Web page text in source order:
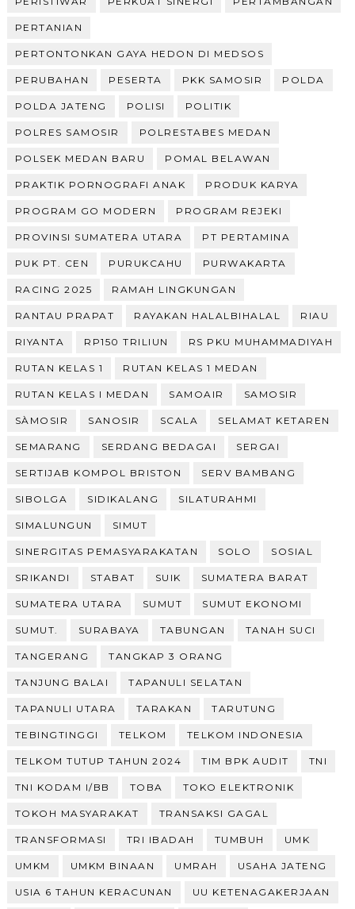
PERTANIAN
PERTONTONKAN GAYA HEDON DI MEDSOS
PERUBAHAN PESERTA PKK SAMOSIR POLDA
POLDA JATENG POLISI POLITIK
POLRES SAMOSIR POLRESTABES MEDAN
POLSEK MEDAN BARU POMAL BELAWAN
PRAKTIK PORNOGRAFI ANAK PRODUK KARYA
PROGRAM GO MODERN PROGRAM REJEKI
PROVINSI SUMATERA UTARA PT PERTAMINA
PUK PT. CEN PURUKCAHU PURWAKARTA
RACING 2025 RAMAH LINGKUNGAN
RANTAU PRAPAT RAYAKAN HALALBIHALAL RIAU
RIYANTA RP150 TRILIUN RS PKU MUHAMMADIYAH
RUTAN KELAS 1 RUTAN KELAS 1 MEDAN
RUTAN KELAS I MEDAN SAMOAIR SAMOSIR
SÀMOSIR SANOSIR SCALA SELAMAT KETAREN
SEMARANG SERDANG BEDAGAI SERGAI
SERTIJAB KOMPOL BRISTON SERV BAMBANG
SIBOLGA SIDIKALANG SILATURAHMI
SIMALUNGUN SIMUT
SINERGITAS PEMASYARAKATAN SOLO SOSIAL
SRIKANDI STABAT SUIK SUMATERA BARAT
SUMATERA UTARA SUMUT SUMUT EKONOMI
SUMUT. SURABAYA TABUNGAN TANAH SUCI
TANGERANG TANGKAP 3 ORANG
TANJUNG BALAI TAPANULI SELATAN
TAPANULI UTARA TARAKAN TARUTUNG
TEBINGTINGGI TELKOM TELKOM INDONESIA
TELKOM TUTUP TAHUN 2024 TIM BPK AUDIT TNI
TNI KODAM I/BB TOBA TOKO ELEKTRONIK
TOKOH MASYARAKAT TRANSAKSI GAGAL
TRANSFORMASI TRI IBADAH TUMBUH UMK
UMKM UMKM BINAAN UMRAH USAHA JATENG
USIA 6 TAHUN KERACUNAN UU KETENAGAKERJAAN